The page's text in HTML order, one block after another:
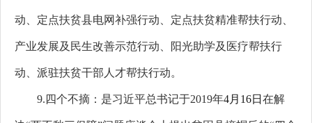
动、定点扶贫县电网补强行动、定点扶贫精准帮扶行动、
产业发展及民生改善示范行动、阳光助学及医疗帮扶行
动、派驻扶贫干部人才帮扶行动。
9.四个不摘：是习近平总书记于2019年4月16日 在解